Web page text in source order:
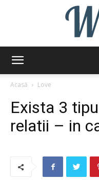
Acasă
Love
Exista 3
relatii – in